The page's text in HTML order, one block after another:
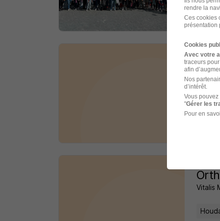
il y a
Vitalis
rendre la
Ces cookies
présentation
Cookies
Avec votre
traceurs
afin
Nos
d’intérêt.
Vous
"Gérer les
Pour en